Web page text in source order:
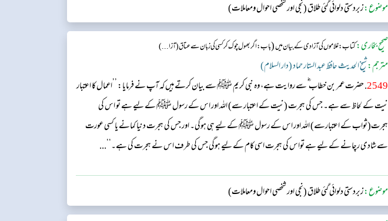
موضوع:زبردستی دلوائی گئی طلاق (نجی اور شخصی احوال ومعاملات)
صحیح بخاری:کتاب: غلاموں کی آزادی کے بیان میں(باب : اگر بھول چوک کر کسی کی زبان سے عتاق ( آزا...)
مترجم:شیخ الحدیث حافظ عبد الستار حماد (دار السلام)
2549. حضرت عمر بن خطاب ؓ سے روایت ہے، وہ نبی کریم ﷺ سے بیان کرتے ہیں کہ آپ نے فرمایا: ’’اعمال کا اعتبار
نیت کے لحاظ سے ہے۔ جس کی ہجرت (نیت کے اعتبار سے) اللہ اور اس کے رسول ﷺ کے لیے ہے تو اس کی
ہجرت(ثواب کے اعتبارسے) اللہ اور اس کے رسول ﷺ کے لیے ہی ہوگی۔ اور جس کی ہجرت دنیا کمانے یا کسی عورت
سے شادی رچانے کے لیے ہے تواس کی ہجرت اسی کام کے لیے ہوگی جس کی طرف اس نے ہجرت کی ہے۔‘‘...
موضوع:زبردستی دلوائی گئی طلاق (نجی اور شخصی احوال ومعاملات)